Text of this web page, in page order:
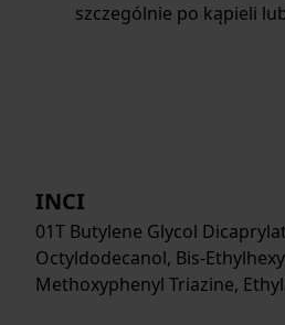
szczególnie po kąpieli
INCI
01T Butylene Glycol
Octyldodecanol, Bis-
Methoxyphenyl Triazine,